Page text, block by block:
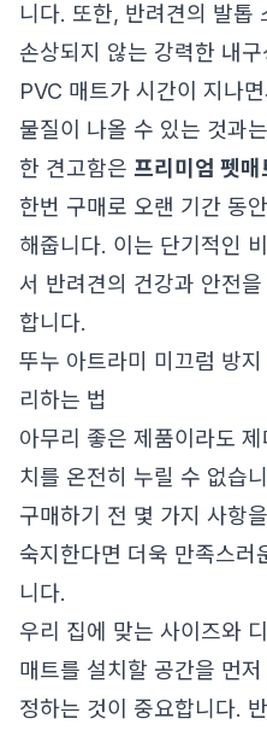
니다. 또한, 반려견의 발톱
손상되지 않는 강력한 내
PVC 매트가 시간이 지나
물질이 나올 수 있는 것과
한 견고함은 프리미엄 펫매
한번 구매로 오랜 기간 동
해줍니다. 이는 단기적인
서 반려견의 건강과 안전
합니다.
뚜누 아트라미 미끄럼 방
리하는 법
아무리 좋은 제품이라도
치를 온전히 누릴 수 없습
구매하기 전 몇 가지 사항
숙지한다면 더욱 만족스러
니다.
우리 집에 맞는 사이즈와
매트를 설치할 공간을 먼
정하는 것이 중요합니다.